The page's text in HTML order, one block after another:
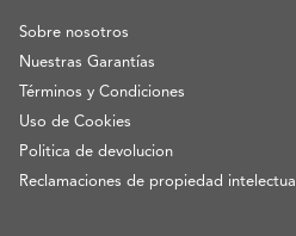
Sobre nosotros
Nuestras Garantías
Términos y Condiciones
Uso de Cookies
Politica de devolucion
Reclamaciones de propiedad intelectual